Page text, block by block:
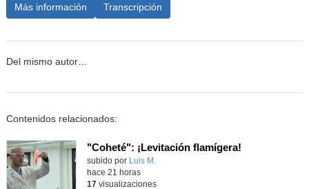
Más información Transcripción
Del mismo autor…
Contenidos relacionados:
"Coheté": ¡Levitación flamígera!
Contenido educativo.
subido por Luis M.
hace 21 horas
17visualizaciones